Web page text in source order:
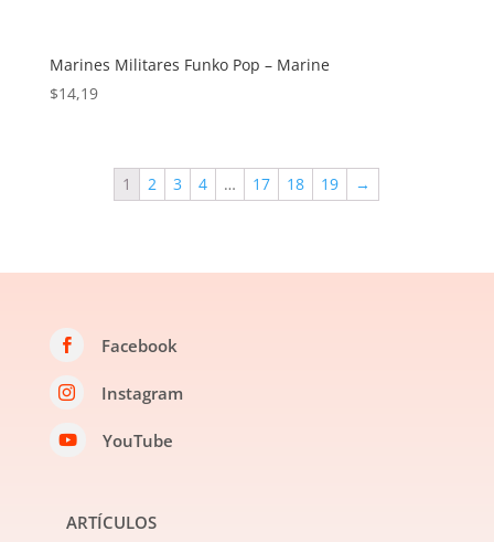
Marines Militares Funko Pop – Marine
$14,19
1 2 3 4 … 17 18 19 →
 Facebook
 Instagram
 YouTube
ARTÍCULOS